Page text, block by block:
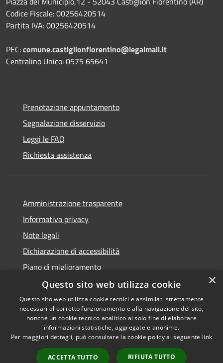
Codice Fiscale: 00256420514
Partita IVA: 00256420514
PEC:comune.castiglionfiorentino@legalmail.it
Centralino Unico: 0575 65641
Prenotazione appuntamento
Segnalazione disservizio
Leggi le FAQ
Richiesta assistenza
Amministrazione trasparente
Informativa privacy
Note legali
Dichiarazione di accessibilità
Piano di miglioramento
Accessibilità
Privacy
Copyright © 2026 • Comune di
Castiglion Fiorentino •
Powered byMunicipium •
Accesso redazione
×
Questo sito web utilizza cookie
Questo sito web utilizza cookie tecnici e assimilati strettamente
necessari al corretto funzionamento e alla navigazione del sito,
nonché un cookie tecnico analitico al solo fine di elaborare
informazioni statistiche, aggregate e anonime.
Per maggiori dettagli, può consultare la cookie policy al seguente link
ACCETTA TUTTO RIFIUTA TUTTO